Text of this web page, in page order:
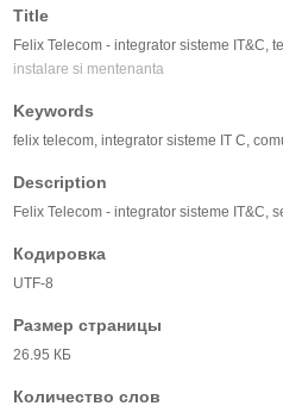
Title
Felix Telecom - integrator sisteme IT&C,
instalare si mentenanta
Keywords
felix telecom, integrator sisteme IT C,
Description
Felix Telecom - integrator sisteme IT&C,
Кодировка
UTF-8
Размер страницы
26.95 КБ
Количество слов